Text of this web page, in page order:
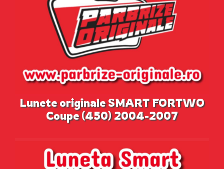
Lunete originale SMART FORTWO
Coupe (450) 2004-2007